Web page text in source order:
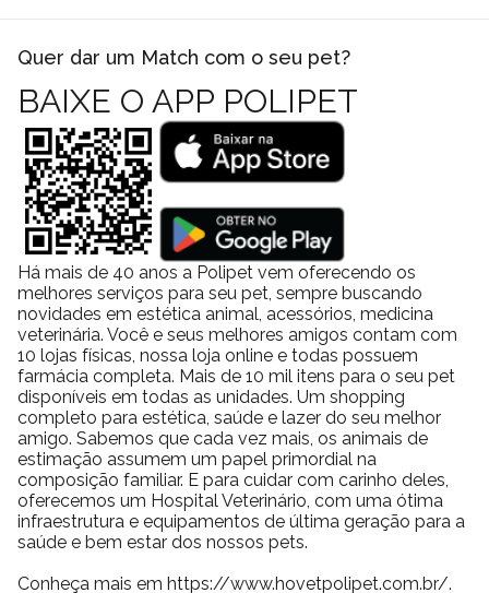
Quer dar um Match com o seu pet?
BAIXE O APP POLIPET
Há mais de 40 anos a Polipet vem oferecendo os
melhores serviços para seu pet, sempre buscando
novidades em estética animal, acessórios, medicina
veterinária. Você e seus melhores amigos contam com
10 lojas físicas, nossa loja online e todas possuem
farmácia completa. Mais de 10 mil itens para o seu pet
disponíveis em todas as unidades. Um shopping
completo para estética, saúde e lazer do seu melhor
amigo. Sabemos que cada vez mais, os animais de
estimação assumem um papel primordial na
composição familiar. E para cuidar com carinho deles,
oferecemos um Hospital Veterinário, com uma ótima
infraestrutura e equipamentos de última geração para a
saúde e bem estar dos nossos pets.
Conheça mais em https://www.hovetpolipet.com.br/.